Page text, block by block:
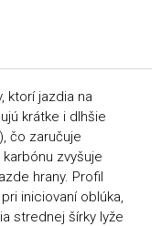
ktorí jazdia na
krátke i dlhšie
čo zaručuje
zvyšuje
hrany. Profil
iniciovaní oblúka,
strednej šírky lyže